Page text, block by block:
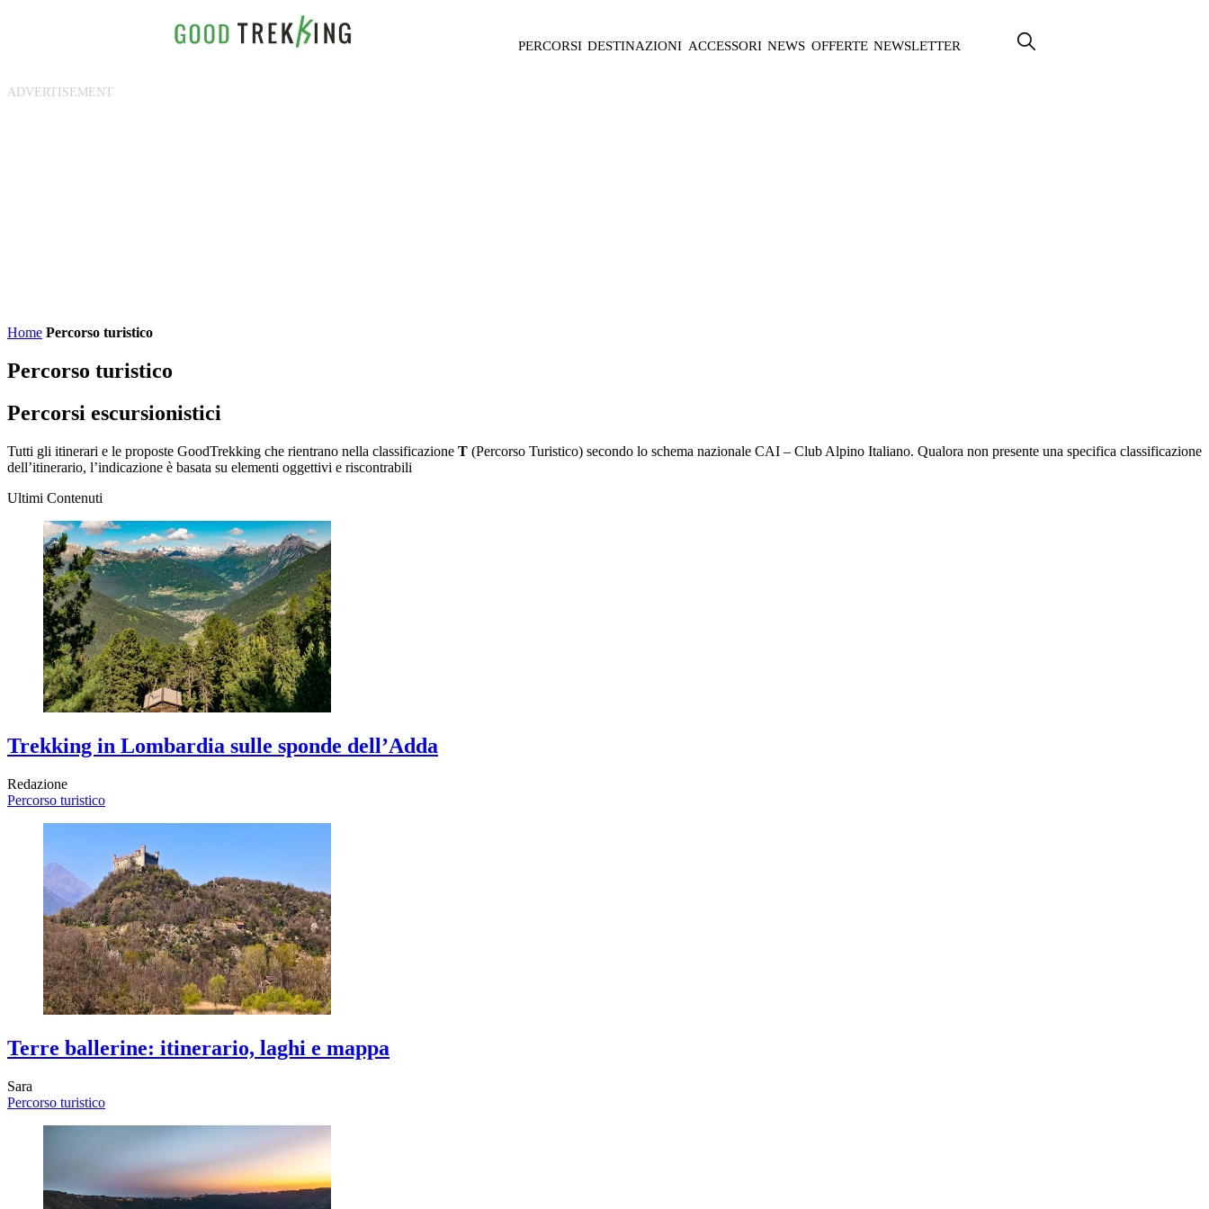
PERCORSI DESTINAZIONI ACCESSORI NEWS OFFERTE NEWSLETTER
Home Percorso turistico
Percorso turistico
Percorsi escursionistici
Tutti gli itinerari e le proposte GoodTrekking che rientrano nella classificazione T (Percorso Turistico) secondo lo schema nazionale CAI – Club Alpino Italiano. Qualora non presente una specifica classificazione
dell’itinerario, l’indicazione è basata su elementi oggettivi e riscontrabili
Ultimi Contenuti
Trekking in Lombardia sulle sponde dell’Adda
Redazione
Percorso turistico
Terre ballerine: itinerario, laghi e mappa
Sara
Percorso turistico